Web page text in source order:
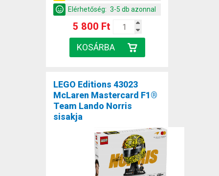
Elérhetőség: 3-5 db azonnal
5 800 Ft
LEGO Editions 43023
McLaren Mastercard F1®
Team Lando Norris
sisakja